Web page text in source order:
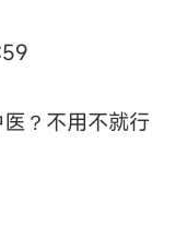
？不用不就行